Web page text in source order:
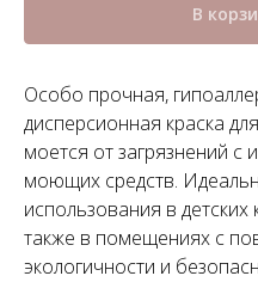
В
Особо прочная,
дисперсионная краска
моется от загрязнений с
моющих средств.
использования в
также в помещениях с
экологичности и